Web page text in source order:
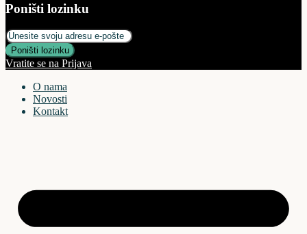
Poništi lozinku
Poništi lozinku
Vratite se na Prijava
O nama
Novosti
Kontakt